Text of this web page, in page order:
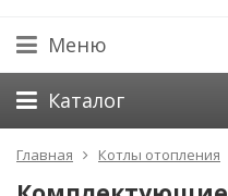
Меню
Каталог
Главная Котлы отопления